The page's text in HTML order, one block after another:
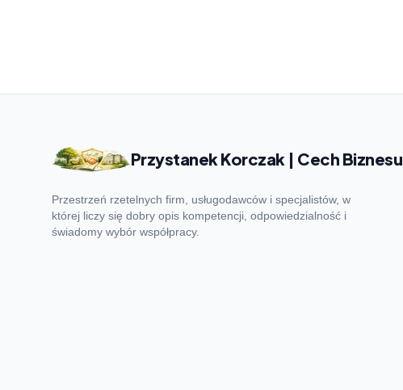
Przystanek Korczak | Cech Biznesu
Przestrzeń rzetelnych firm, usługodawców i specjalistów, w
której liczy się dobry opis kompetencji, odpowiedzialność i
świadomy wybór współpracy.